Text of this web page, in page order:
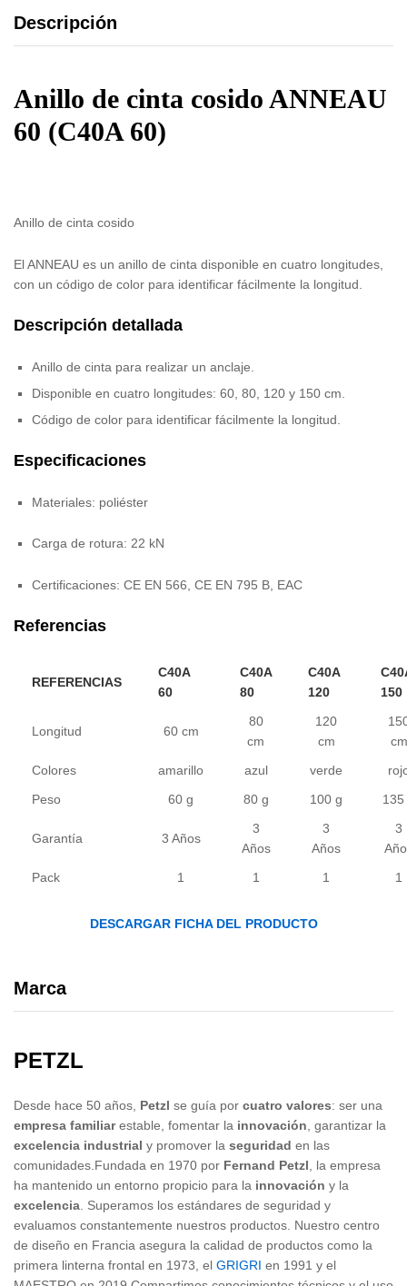
Descripción
Anillo de cinta cosido ANNEAU
60 (C40A 60)
Anillo de cinta cosido
El ANNEAU es un anillo de cinta disponible en cuatro longitudes,
con un código de color para identificar fácilmente la longitud.
Descripción detallada
Anillo de cinta para realizar un anclaje.
Disponible en cuatro longitudes: 60, 80, 120 y 150 cm.
Código de color para identificar fácilmente la longitud.
Especificaciones
Materiales: poliéster
Carga de rotura: 22 kN
Certificaciones: CE EN 566, CE EN 795 B, EAC
Referencias
REFERENCIAS
C40A
60
C40A
80
C40A
120
150
Longitud 60 cm
80
cm
120
cm
cm
Colores
amarillo azul verde
Peso
60 g 80 g 100 g 135
Garantía 3 Años
3
Años
3
Años
3
Pack
1 1 1 1
DESCARGAR FICHA DEL PRODUCTO
Marca
PETZL
Desde hace 50 años, Petzl se guía por cuatro valores: ser una
empresa familiarestable, fomentar la innovación , garantizar la
excelencia industrial y promover la seguridad en las
comunidades.Fundada en 1970 por Fernand Petzl , la empresa
ha mantenido un entorno propicio para la innovación y la
excelencia . Superamos los estándares de seguridad y
evaluamos constantemente nuestros productos. Nuestro centro
de diseño en Francia asegura la calidad de productos como la
primera linterna frontal en 1973, el GRIGRI en 1991 y el